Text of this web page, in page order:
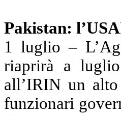
Pakistan:
1 luglio –
riaprirà a
all’IRIN un
funzionari